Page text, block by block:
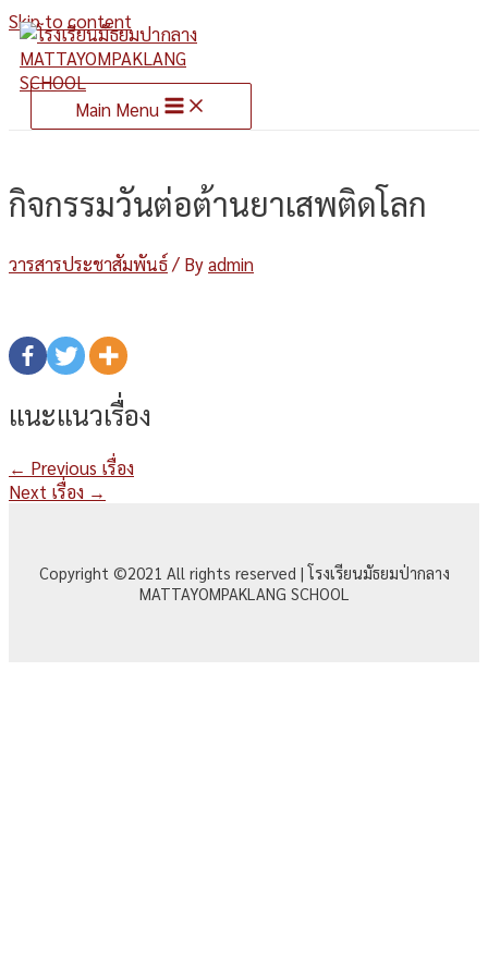
Skip to content
Main Menu
กิจกรรมวันต่อต้านยาเสพติดโลก
วารสารประชาสัมพันธ์/ Byadmin
แนะแนวเรื่อง
← Previous เรื่อง
Next เรื่อง →
Copyright ©2021 All rights reserved | โรงเรียนมัธยมป่ากลาง
MATTAYOMPAKLANG SCHOOL